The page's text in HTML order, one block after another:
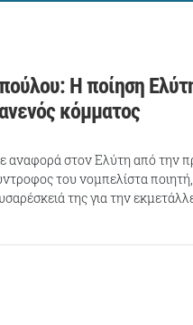
Η ποίηση
κόμματος
αναφορά στον Ελύτη από την
του νομπελίστα
της για την